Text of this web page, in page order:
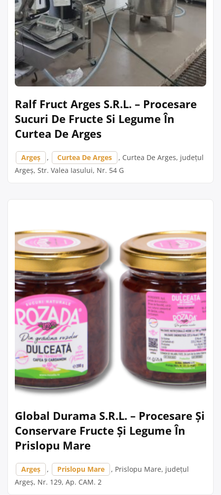
Ralf Fruct Arges S.R.L. – Procesare
Sucuri De Fructe Si Legume În
Curtea De Arges
Argeș , Curtea De Arges
, Curtea De Arges, județul
Argeș, Str. Valea Iasului, Nr. 54 G
Global Durama S.R.L. – Procesare Și
Conservare Fructe Și Legume În
Prislopu Mare
Argeș , Prislopu Mare
, Prislopu Mare, județul
Argeș, Nr. 129, Ap. CAM. 2